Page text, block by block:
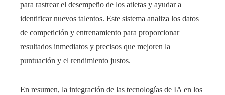
para rastrear el desempeño de los atletas y ayudar a
identificar nuevos talentos. Este sistema analiza los datos
de competición y entrenamiento para proporcionar
resultados inmediatos y precisos que mejoren la
puntuación y el rendimiento justos.
En resumen, la integración de las tecnologías de IA en los